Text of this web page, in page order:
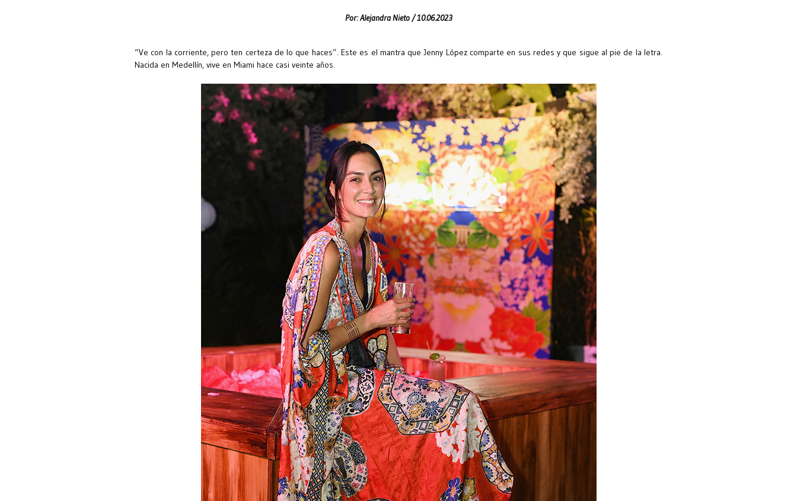
Por:Alejandra Nieto /10.06.2023
“Ve con la corriente, pero ten certeza de lo que haces”. Este es el mantra que Jenny López comparte en sus redes y que sigue al pie de la letra.
Nacida en Medellín, vive en Miami hace casi veinte años.